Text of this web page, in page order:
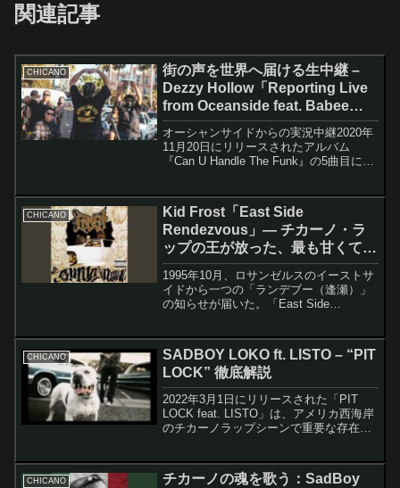
関連記事
CHICANO
街の声を世界へ届ける生中継 –
Dezzy Hollow「Reporting Live
from Oceanside feat. Babee
Loc」が描く地元愛
オーシャンサイドからの実況中継2020年
11月20日にリリースされたアルバム
『Can U Handle The Funk』の5曲目に収
CHICANO
Kid Frost「East Side
Rendezvous」― チカーノ・ラ
ップの王が放った、最も甘くて最
も誇り高いシングル
1995年10月、ロサンゼルスのイーストサ
イドから一つの「ランデブー（逢瀬）」
の知らせが届いた。「East Side
『Smile Now, Die...
CHICANO
SADBOY LOKO ft. LISTO – “PIT
LOCK” 徹底解説
2022年3月1日にリリースされた「PIT
LOCK feat. LISTO」は、アメリカ西海岸
のチカーノラップシーンで重要な存在で
セムだ。この楽曲は、現代...
CHICANO
チカーノの魂を歌う：SadBoy